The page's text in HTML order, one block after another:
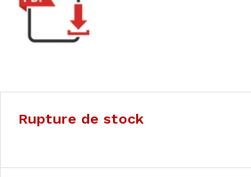
Rupture de stock